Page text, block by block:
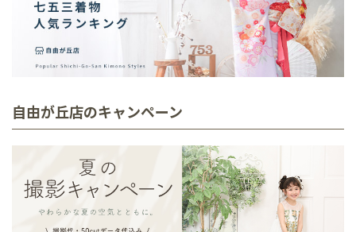
自由が丘店のキャンペーン